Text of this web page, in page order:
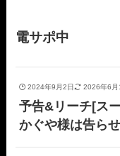
電サポ中
2024年9月2日 2026年6月
予告&リーチ[ス
かぐや様は告ら